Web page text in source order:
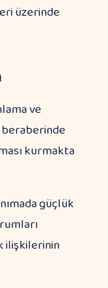
üzerinde
ve
beraberinde
kurmakta
güçlük
ilişkilerinin